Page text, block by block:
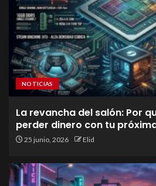
NOTICIAS
La revancha del salón: Por
perder dinero con tu
25 junio, 2026 Elid